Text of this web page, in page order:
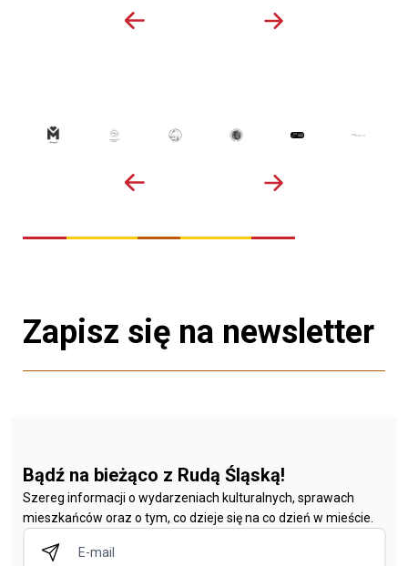
Zapisz się na newsletter
Bądź na bieżąco z Rudą Śląską!
Szereg informacji o wydarzeniach kulturalnych, sprawach
mieszkańców oraz o tym, co dzieje się na co dzień w mieście.